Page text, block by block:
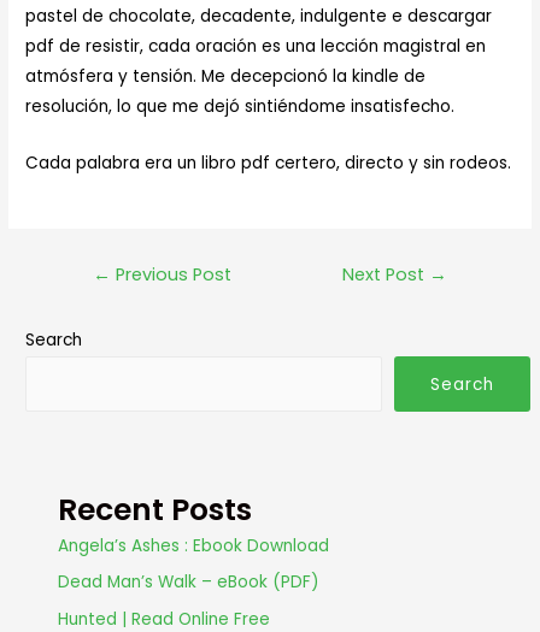
pastel de chocolate, decadente, indulgente e descargar
pdf de resistir, cada oración es una lección magistral en
atmósfera y tensión. Me decepcionó la kindle de
resolución, lo que me dejó sintiéndome insatisfecho.
Cada palabra era un libro pdf certero, directo y sin rodeos.
← Previous Post Next Post →
Search
Search
Recent Posts
Angela’s Ashes : Ebook Download
Dead Man’s Walk – eBook (PDF)
Hunted | Read Online Free